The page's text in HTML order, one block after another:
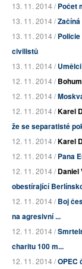
13. 11. 2014 /Počet
13. 11. 2014 /
13. 11. 2014 /
civilistů
13. 11. 2014 /
12. 11. 2014 /
12. 11. 2014 /
12. 11. 2014 /Karel
že se separatisté
12. 11. 2014 /Karel
12. 11. 2014 /Pana
12. 11. 2014 /Daniel
obestírající
12. 11. 2014 /Boj
na agresivní ...
12. 11. 2014 /
charitu 100 m...
12. 11. 2014 /OPEC